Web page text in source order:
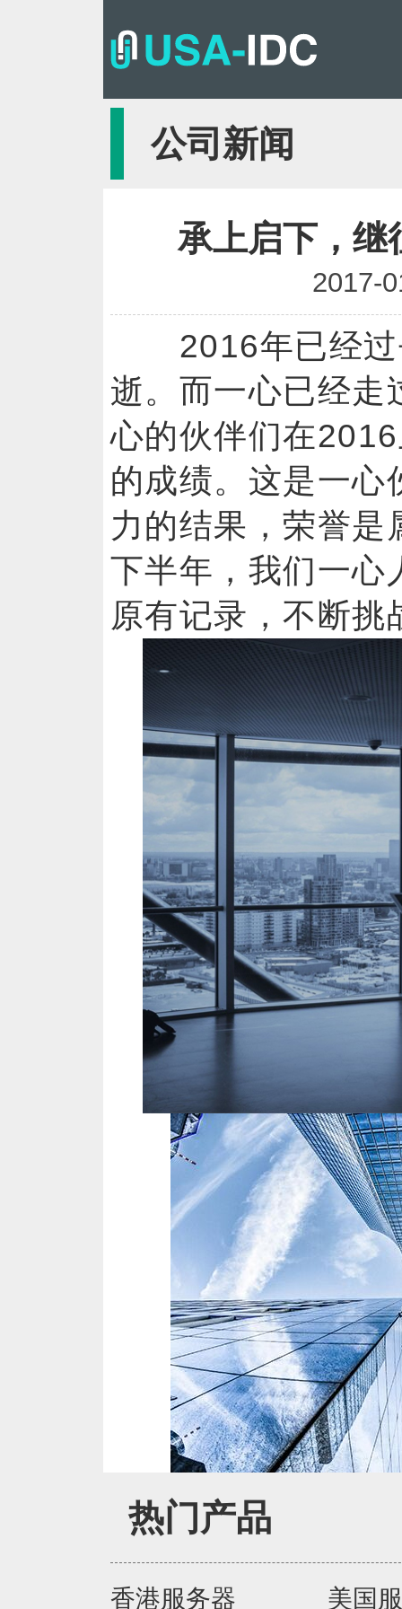
公司新闻
承上启下，
2017-
2016年已经过
逝。而一心已经走
心的伙伴们在
的成绩。这是一心
力的结果，荣誉是
下半年，我们一心
原有记录，不断挑
热门产品
香港服务器 美国